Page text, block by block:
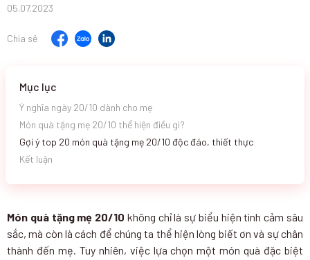
05.07.2023
Chia sẻ
Mục lục
Ý nghĩa ngày 20/10 dành cho mẹ
Món quà tặng mẹ 20/10 thể hiện điều gì?
Gợi ý top 20 món quà tặng mẹ 20/10 độc đáo, thiết thực
Kết luận
Món quà tặng mẹ 20/10 không chỉ là sự biểu hiện tình cảm sâu
sắc, mà còn là cách để chúng ta thể hiện lòng biết ơn và sự chân
thành đến mẹ. Tuy nhiên, việc lựa chọn một món quà đặc biệt